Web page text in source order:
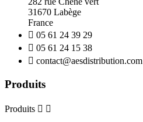
31670 Labège
France
 05 61 24 39 29
 05 61 24 15 38
 contact@aesdistribution.com
Produits
Produits  